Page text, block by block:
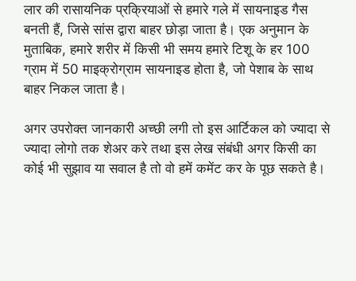
लार की रासायनिक प्रक्रियाओं से हमारे गले में सायनाइड गैस
बनती हैं, जिसे सांस द्वारा बाहर छोड़ा जाता है। एक अनुमान के
मुताबिक, हमारे शरीर में किसी भी समय हमारे टिशू के हर 100
ग्राम में 50 माइक्रोग्राम सायनाइड होता है, जो पेशाब के साथ
बाहर निकल जाता है।
अगर उपरोक्त जानकारी अच्छी लगी तो इस आर्टिकल को ज्यादा से
ज्यादा लोगो तक शेअर करे तथा इस लेख संबंधी अगर किसी का
कोई भी सुझाव या सवाल है तो वो हमें कमेंट कर के पूछ सकते है।